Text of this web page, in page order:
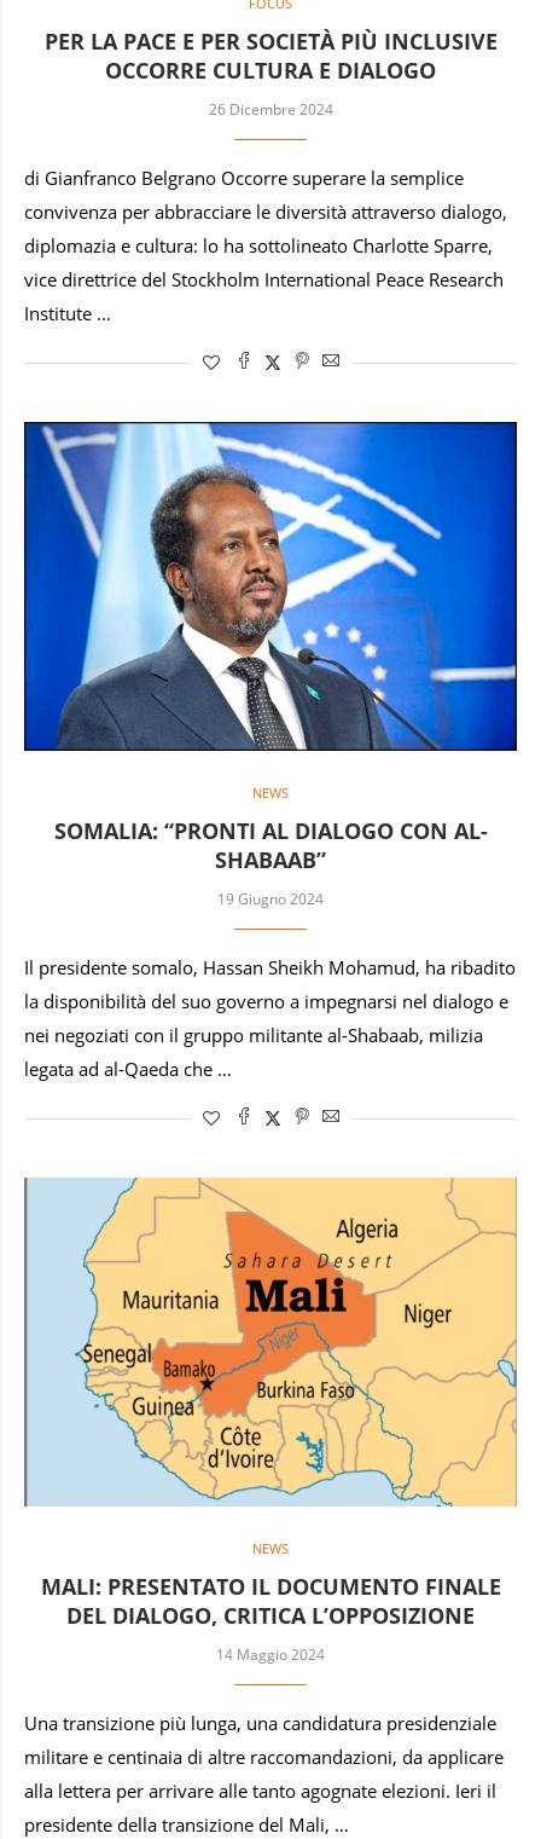
PER LA PACE E PER SOCIETÀ PIÙ INCLUSIVE
OCCORRE CULTURA E DIALOGO
26 Dicembre 2024
di Gianfranco Belgrano Occorre superare la semplice
convivenza per abbracciare le diversità attraverso dialogo,
diplomazia e cultura: lo ha sottolineato Charlotte Sparre,
vice direttrice del Stockholm International Peace Research
Institute …
NEWS
SOMALIA: “PRONTI AL DIALOGO CON AL-
SHABAAB”
19 Giugno 2024
Il presidente somalo, Hassan Sheikh Mohamud, ha ribadito
la disponibilità del suo governo a impegnarsi nel dialogo e
nei negoziati con il gruppo militante al-Shabaab, milizia
legata ad al-Qaeda che …
NEWS
MALI: PRESENTATO IL DOCUMENTO FINALE
DEL DIALOGO, CRITICA L’OPPOSIZIONE
14 Maggio 2024
Una transizione più lunga, una candidatura presidenziale
militare e centinaia di altre raccomandazioni, da applicare
alla lettera per arrivare alle tanto agognate elezioni. Ieri il
presidente della transizione del Mali, …